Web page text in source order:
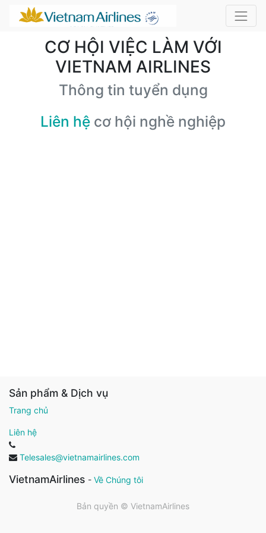
CƠ HỘI VIỆC LÀM VỚI
VIETNAM AIRLINES
Thông tin tuyển dụng
Liên hệ cơ hội nghề nghiệp
Sản phẩm & Dịch vụ
Trang chủ
Liên hệ
Telesales@vietnamairlines.com
VietnamAirlines - Về Chúng tôi
Bản quyền © VietnamAirlines